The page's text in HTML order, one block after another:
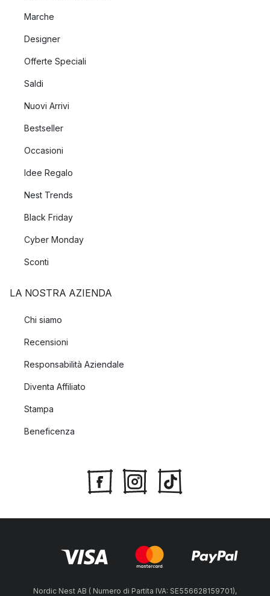
Marche
Designer
Offerte Speciali
Saldi
Nuovi Arrivi
Bestseller
Occasioni
Idee Regalo
Nest Trends
Black Friday
Cyber Monday
Sconti
LA NOSTRA AZIENDA
Chi siamo
Recensioni
Responsabilità Aziendale
Diventa Affiliato
Stampa
Beneficenza
Nordic Nest AB ( Numero di Partita IVA: SE556628159701),